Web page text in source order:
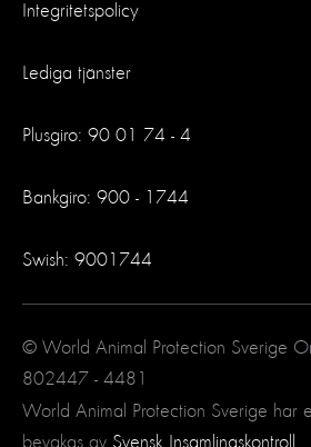
Integritetspolicy
Lediga tjänster
Plusgiro: 90 01 74 - 4
Bankgiro: 900 - 1744
Swish: 9001744
© World Animal Protection Sverige
802447 - 4481
World Animal Protection Sverige har
bevakas av Svensk Insamlingskontroll